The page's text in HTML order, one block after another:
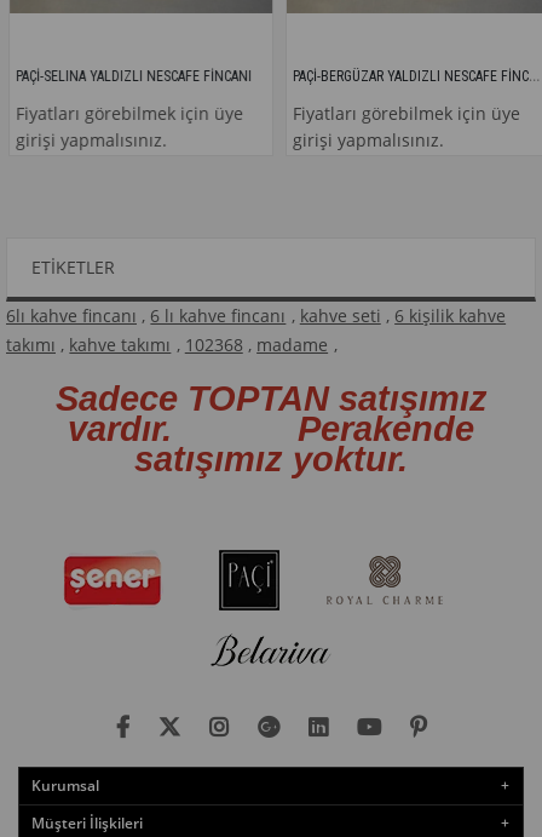
SELINA YALDIZLI NESCAFE FİNCANI
görebilmek için üye
yapmalısınız.
PAÇİ-BERGÜZAR YALDIZLI NESCAFE FİNCANI
Fiyatları görebilmek için üye
girişi yapmalısınız.
ETIKETLER
6lı kahve fincanı , 6 lı kahve fincanı , kahve seti , 6 kişilik kahve
takımı , kahve takımı , 102368 , madame ,
Sadece TOPTAN satışımız
vardır. Perakende
satışımız yoktur.
Kurumsal
Müşteri İlişkileri